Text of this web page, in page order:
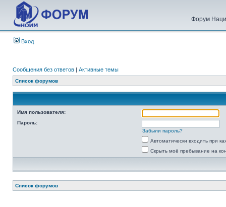
Форум
Вход
Сообщения без ответов | Активные темы
Список форумов
Имя пользователя:
Пароль:
Забыли пароль?
Автоматически входить при
Скрыть моё пребывание на
Список форумов